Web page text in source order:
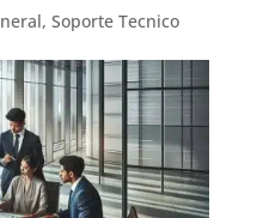
, Soporte Tecnico